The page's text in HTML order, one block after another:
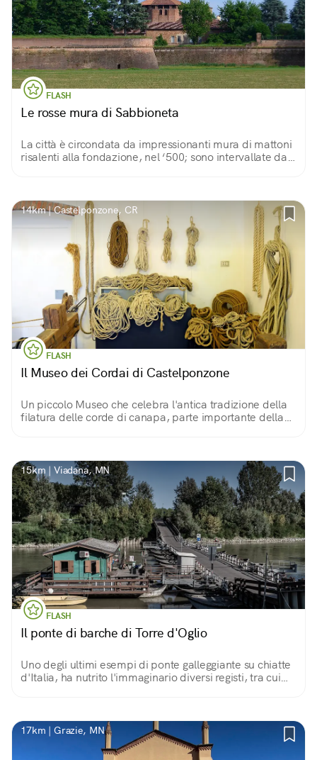
FLASH
Le rosse mura di Sabbioneta
La città è circondata da impressionanti mura di mattoni
risalenti alla fondazione, nel ‘500; sono intervallate da
14km | Castelponzone, CR
FLASH
Il Museo dei Cordai di Castelponzone
Un piccolo Museo che celebra l'antica tradizione della
filatura delle corde di canapa, parte importante della
15km | Viadana, MN
FLASH
Il ponte di barche di Torre d'Oglio
Uno degli ultimi esempi di ponte galleggiante su chiatte
d'Italia, ha nutrito l'immaginario diversi registi, tra cui
17km | Grazie, MN